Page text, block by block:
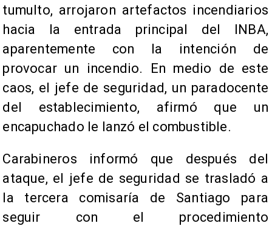
tumulto, arrojaron artefactos incendiarios
hacia la entrada principal del INBA,
aparentemente con la intención de
provocar un incendio. En medio de este
caos, el jefe de seguridad, un paradocente
del establecimiento, afirmó que un
encapuchado le lanzó el combustible.
Carabineros informó que después del
ataque, el jefe de seguridad se trasladó a
la tercera comisaría de Santiago para
seguir con el procedimiento